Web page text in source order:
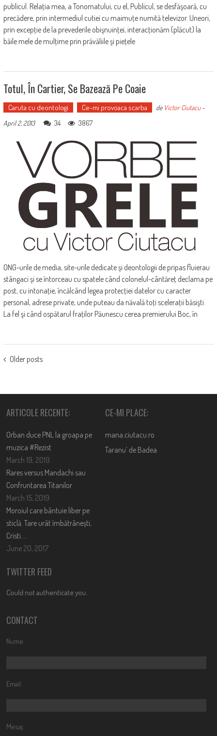
publicul. Relaţia mea, a Tonomatului, cu el, Publicul, se desfăşoară, cu
precădere, prin intermediul cutiei cu maimuţe numită televizor. Uneori,
prin excepţie de la prevederile obişnuinţei, interacţionăm (plăcut) la
băile mele de mulţime prin prăvăliile şi pieţele
Totul, În Cartier, Se Bazează Pe Coaie
Caruta cu deontologi Ce-mi provoaca scarba de Victor Ciutacu-
April 2, 2013
34 3867
ONG-urile de media, site-urile dedicate şi deontologii de pripas fluierau
stângaci şi se întorceau cu spatele când colonelul-cântăreţ declama pe
post, cu intonaţie, încălcând legea protecţiei datelor cu caracter
personal, adrese private, unde puteau da năvală toţi sceleraţii băsişti.
La fel şi când ospătarul fraţilor Păunescu cerea premierului Boc, în
POSTS
Older posts
ARTICOLE RECENTE:
Orban duce PNL la groapa pe
muzica #Rezist
March 19, 2019
Rares versus Mandachi sau
Confruntarea Titanilor
March 15, 2019
Moroiul care bântuie liber pe
sticlă. Tare urât îmbătrânești,
Cristi….
June 20, 2017
CE-MI PLACE:
mana.ciutacu.ro
Taranu’ de Badea
TWITTER FEED
Could not authenticate you.
CONTACT
Nume:
Email:
Mesaj: